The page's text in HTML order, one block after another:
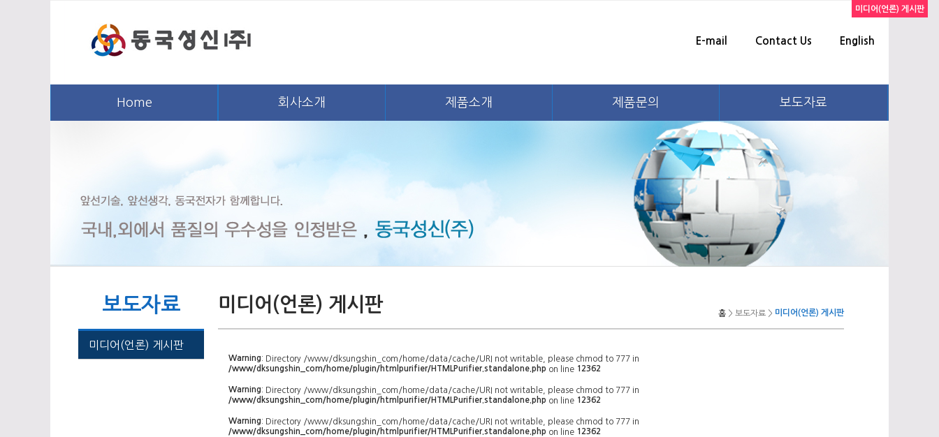
E-mail Contact Us English
Home 회사소개 제품소개 제품문의 보도자료
보도자료
미디어(언론) 게시판
미디어(언론) 게시판 홈 > 보도자료 > 미디어(언론) 게시판
Warning: Directory /www/dksungshin_com/home/data/cache/URI not writable, please chmod to 777 in
/www/dksungshin_com/home/plugin/htmlpurifier/HTMLPurifier.standalone.php on line 12362
Warning: Directory /www/dksungshin_com/home/data/cache/URI not writable, please chmod to 777 in
/www/dksungshin_com/home/plugin/htmlpurifier/HTMLPurifier.standalone.php on line 12362
Warning: Directory /www/dksungshin_com/home/data/cache/URI not writable, please chmod to 777 in
/www/dksungshin_com/home/plugin/htmlpurifier/HTMLPurifier.standalone.php on line 12362
미디어(언론) 게시판